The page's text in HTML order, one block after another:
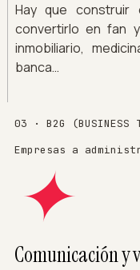
Hay que construir
convertirlo en fan
inmobiliario,
banca…
03 · B2G (BUSINESS
Empresas a
✦
Comunicación y